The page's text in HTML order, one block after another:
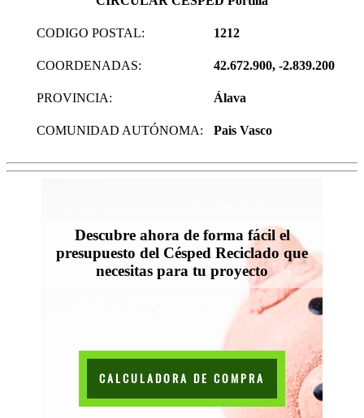
CODIGO POSTAL: 1212
COORDENADAS: 42.672.900, -2.839.200
PROVINCIA: Álava
COMUNIDAD AUTÓNOMA: Pais Vasco
Descubre ahora de forma fácil el
presupuesto del Césped Reciclado que
necesitas para tu proyecto
CALCULADORA DE COMPRA